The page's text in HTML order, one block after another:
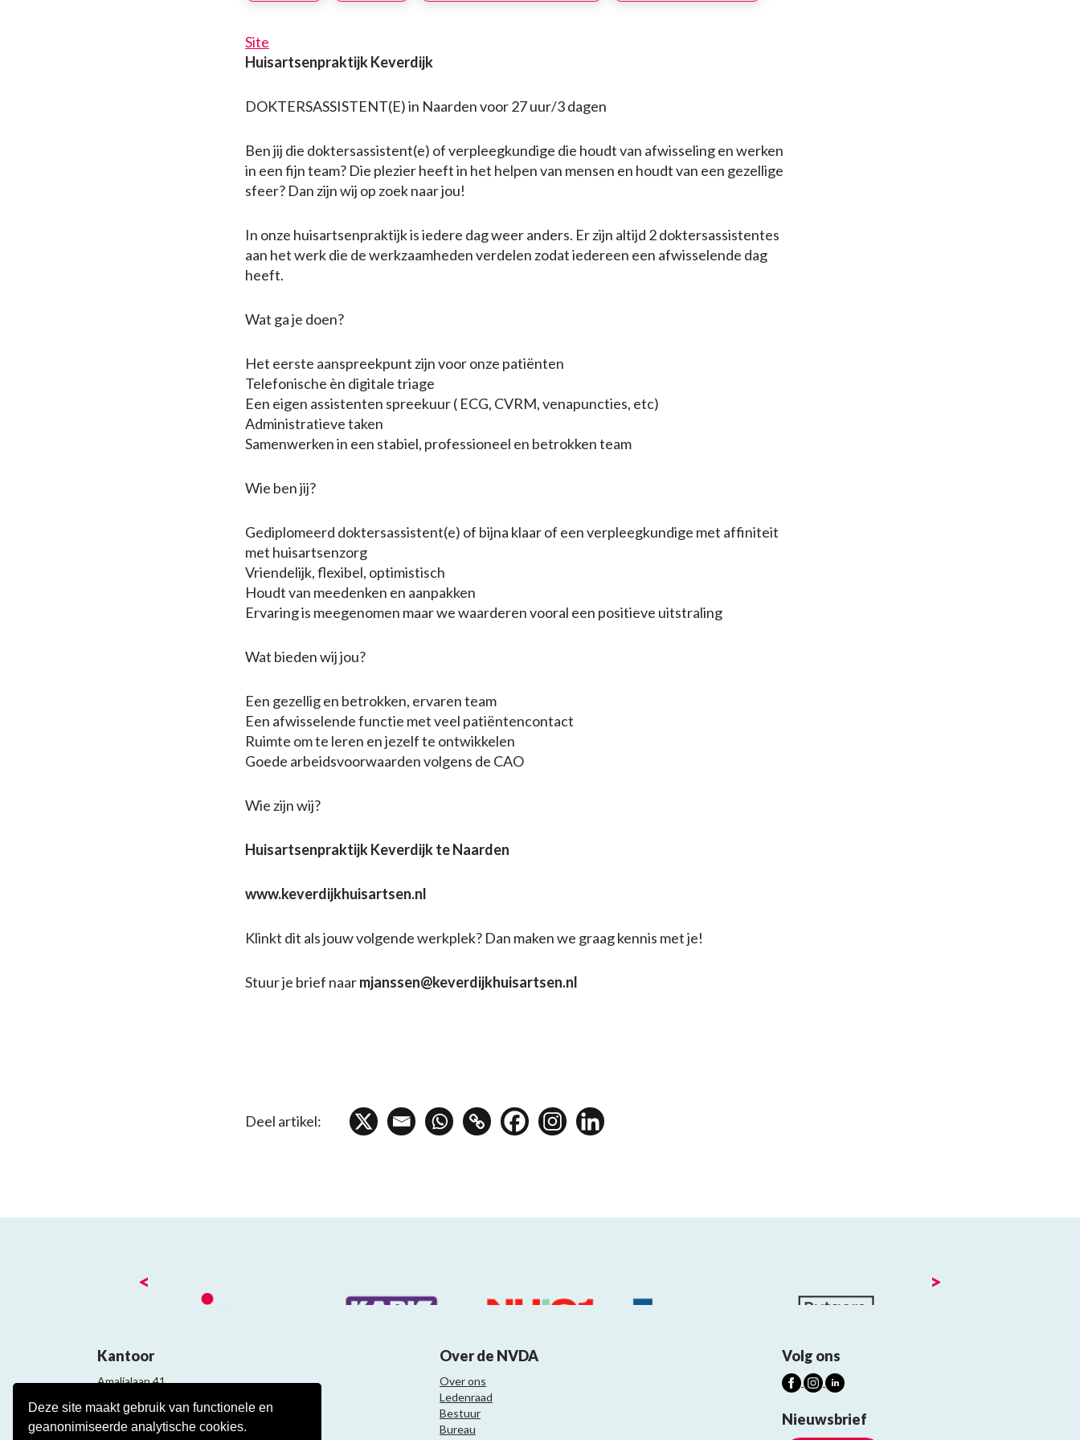
Deze site maakt gebruik van functionele en
geanonimiseerde analytische cookies.
Site
Huisartsenpraktijk Keverdijk
DOKTERSASSISTENT(E) in Naarden voor 27 uur/3 dagen
Ben jij die doktersassistent(e) of verpleegkundige die houdt van afwisseling en werken
in een fijn team? Die plezier heeft in het helpen van mensen en houdt van een gezellige
sfeer? Dan zijn wij op zoek naar jou!
In onze huisartsenpraktijk is iedere dag weer anders. Er zijn altijd 2 doktersassistentes
aan het werk die de werkzaamheden verdelen zodat iedereen een afwisselende dag
heeft.
Wat ga je doen?
Het eerste aanspreekpunt zijn voor onze patiënten
Telefonische èn digitale triage
Een eigen assistenten spreekuur ( ECG, CVRM, venapuncties, etc)
Administratieve taken
Samenwerken in een stabiel, professioneel en betrokken team
Wie ben jij?
Gediplomeerd doktersassistent(e) of bijna klaar of een verpleegkundige met affiniteit
met huisartsenzorg
Vriendelijk, flexibel, optimistisch
Houdt van meedenken en aanpakken
Ervaring is meegenomen maar we waarderen vooral een positieve uitstraling
Wat bieden wij jou?
Een gezellig en betrokken, ervaren team
Een afwisselende functie met veel patiëntencontact
Ruimte om te leren en jezelf te ontwikkelen
Goede arbeidsvoorwaarden volgens de CAO
Wie zijn wij?
Huisartsenpraktijk Keverdijk te Naarden
www.keverdijkhuisartsen.nl
Klinkt dit als jouw volgende werkplek? Dan maken we graag kennis met je!
Stuur je brief naarmjanssen@keverdijkhuisartsen.nl
Deel artikel:
< >
Kantoor
Amalialaan 41
Contact
Veelgestelde cao vragen
Over de NVDA
Over ons
Ledenraad
Bestuur
Bureau
Volg ons
Nieuwsbrief